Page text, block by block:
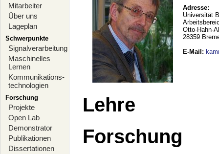
Mitarbeiter
Über uns
Lageplan
Schwerpunkte
Signalverarbeitung
Maschinelles
Lernen
Kommunikations-
technologien
Forschung
Projekte
Open Lab
Demonstrator
Publikationen
Dissertationen
Adresse:
Universität
Otto-Hahn-
28359
E-Mail :
Lehre
Forschung